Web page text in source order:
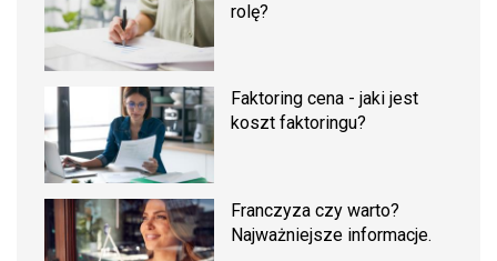
rolę?
Faktoring cena - jaki jest
koszt faktoringu?
Franczyza czy warto?
Najważniejsze informacje.